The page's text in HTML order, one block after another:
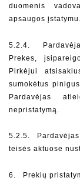
duomenis
apsaugos įstatymu.
5.2.4.
Prekes,
Pirkėjui
sumokėtus
Pardavėjas
nepristatymą.
5.2.5.
teisės aktuose
6. Prekių